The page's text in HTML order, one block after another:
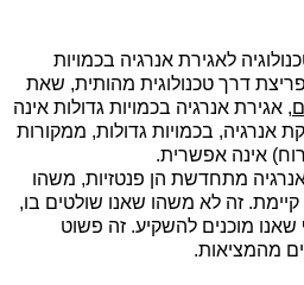
לאגירת אנרגיה בכמויות
דרך טכנולוגית מהותית, שאת
, אגירת אנרגיה בכמויות גדולות אינה
אנרגיה, בכמויות גדולות, ממקורות
אינה אפשרית.
מתחדשת הן פנטזיות, משהו
זה לא משהו שאנו שולטים בו,
שאנו מוכנים להשקיע. זה פשוט
מהמציאות.